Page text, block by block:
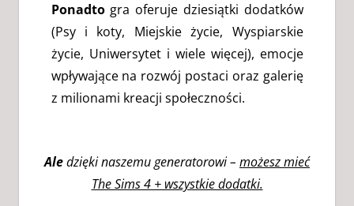
Ponadtogra oferuje dziesiątki dodatków
(Psy i koty, Miejskie życie, Wyspiarskie
życie, Uniwersytet i wiele więcej), emocje
wpływające na rozwój postaci oraz galerię
z milionami kreacji społeczności.
Aledzięki naszemu generatorowi – możesz mieć
The Sims 4 + wszystkie dodatki.